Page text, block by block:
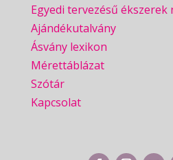
Egyedi tervezésű ékszerek
Ajándékutalvány
Ásvány lexikon
Mérettáblázat
Szótár
Kapcsolat